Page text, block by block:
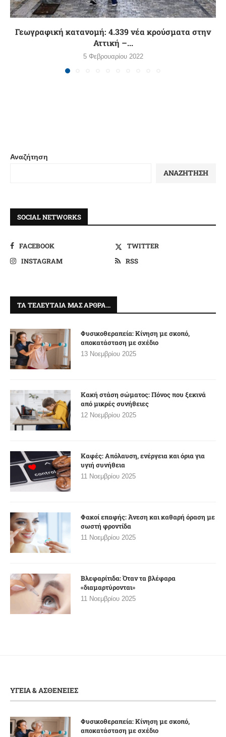
Γεωγραφική κατανομή: 4.339 νέα κρούσματα στην
Αττική –...
5 Φεβρουαρίου 2022
Αναζήτηση
ΑΝΑΖΉΤΗΣΗ
SOCIAL NETWORKS
FACEBOOK
TWITTER
INSTAGRAM
RSS
ΤΑ ΤΕΛΕΥΤΑΊΑ ΜΑΣ ΆΡΘΡΑ…
Φυσικοθεραπεία: Κίνηση με σκοπό,
αποκατάσταση με σχέδιο
13 Νοεμβρίου 2025
Κακή στάση σώματος: Πόνος που ξεκινά
από μικρές συνήθειες
12 Νοεμβρίου 2025
Καφές: Απόλαυση, ενέργεια και όρια για
υγιή συνήθεια
11 Νοεμβρίου 2025
Φακοί επαφής: Άνεση και καθαρή όραση με
σωστή φροντίδα
11 Νοεμβρίου 2025
Βλεφαρίτιδα: Όταν τα βλέφαρα
«διαμαρτύρονται»
11 Νοεμβρίου 2025
ΥΓΕΙΑ & ΑΣΘΕΝΕΙΕΣ
Φυσικοθεραπεία: Κίνηση με σκοπό,
αποκατάσταση με σχέδιο